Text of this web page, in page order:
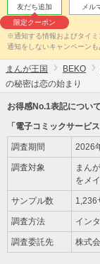
友だち追加
限定クーポン
メル
※通知する情報およびタイ
通知をしないキャンペーンも
まんが王国 BEKO
の秘密は恋の始まり
お得感No.1表記について
「電子コミックサービ
調査期間 2026
調査対象
まん
をメ
サンプル数 1,236
調査方法 イン
調査委託先 株式